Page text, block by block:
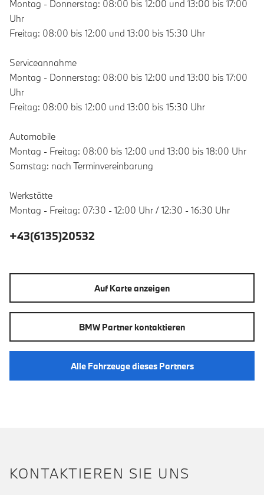
Montag - Donnerstag: 08:00 bis 12:00 und 13:00 bis 17:00
Uhr
Freitag: 08:00 bis 12:00 und 13:00 bis 15:30 Uhr
Serviceannahme
Montag - Donnerstag: 08:00 bis 12:00 und 13:00 bis 17:00
Uhr
Freitag: 08:00 bis 12:00 und 13:00 bis 15:30 Uhr
Automobile
Montag - Freitag: 08:00 bis 12:00 und 13:00 bis 18:00 Uhr
Samstag: nach Terminvereinbarung
Werkstätte
Montag - Freitag: 07:30 - 12:00 Uhr / 12:30 - 16:30 Uhr
+43(6135)20532
Auf Karte anzeigen
BMW Partner kontaktieren
Alle Fahrzeuge dieses Partners
KONTAKTIEREN SIE UNS